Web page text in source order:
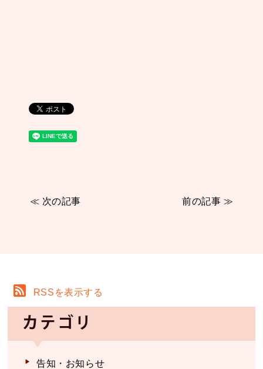
≪ 次の記事 前の記事 ≫
RSSを表示する
カテゴリ
告知・お知らせ